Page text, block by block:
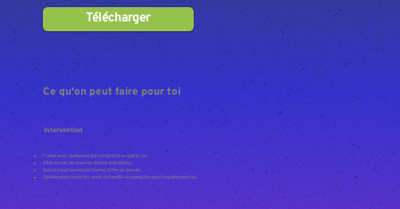
Télécharger
Ce qu'on peut faire pour toi
Parler avec quelqu’un qui comprend ce que tu vis
Aide en cas de crise ou d’idées suicidaires
Suivi à court ou moyen terme si t’en as besoin
Soutien aussi pour tes amis, ta famille ou quelqu’un qui s’inquiète pour toi
Intervention